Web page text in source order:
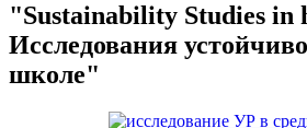
"Sustainability Studies in
Исследования
школе"